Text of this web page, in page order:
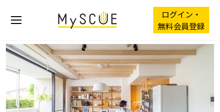
ログイン・
無料会員登録